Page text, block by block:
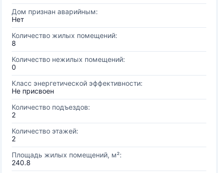
Дом признан аварийным:
Нет
Количество жилых помещений:
8
Количество нежилых помещений:
0
Класс энергетической эффективности:
Не присвоен
Количество подъездов:
2
Количество этажей:
2
Площадь жилых помещений, м²:
240.8